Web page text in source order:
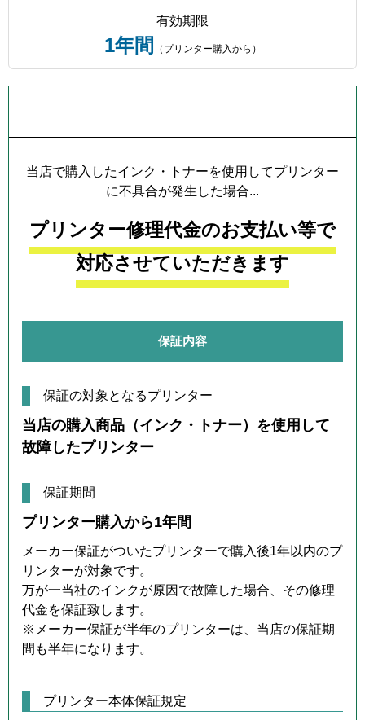
有効期限
1年間 （プリンター購入から）
当店で購入したインク・トナーを使用してプリンター
に不具合が発生した場合...
プリンター修理代金のお支払い等で
対応させていただきます
保証内容
保証の対象となるプリンター
当店の購入商品（インク・トナー）を使用して
故障したプリンター
保証期間
プリンター購入から1年間
メーカー保証がついたプリンターで購入後1年以内のプ
リンターが対象です。
万が一当社のインクが原因で故障した場合、その修理
代金を保証致します。
※メーカー保証が半年のプリンターは、当店の保証期
間も半年になります。
プリンター本体保証規定